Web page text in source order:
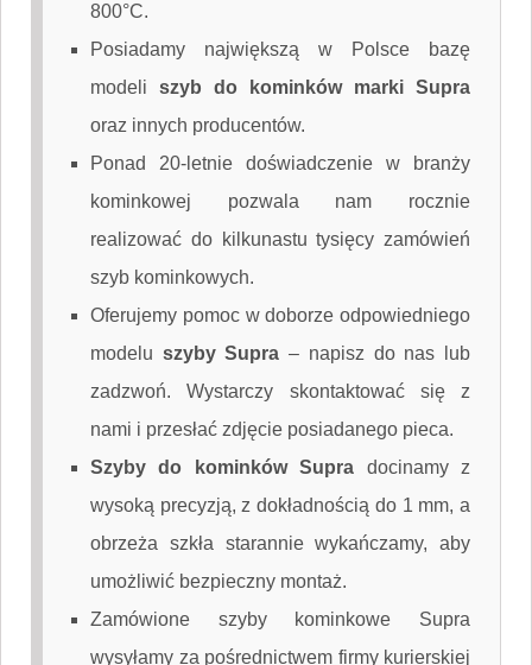
800°C.
Posiadamy największą w Polsce bazę
modeli szyb do kominków marki Supra
oraz innych producentów.
Ponad 20-letnie doświadczenie w branży
kominkowej pozwala nam rocznie
realizować do kilkunastu tysięcy zamówień
szyb kominkowych.
Oferujemy pomoc w doborze odpowiedniego
modelu szyby Supra – napisz do nas lub
zadzwoń. Wystarczy skontaktować się z
nami i przesłać zdjęcie posiadanego pieca.
Szyby do kominków Supra docinamy z
wysoką precyzją, z dokładnością do 1 mm, a
obrzeża szkła starannie wykańczamy, aby
umożliwić bezpieczny montaż.
Zamówione szyby kominkowe Supra
wysyłamy za pośrednictwem firmy kurierskiej